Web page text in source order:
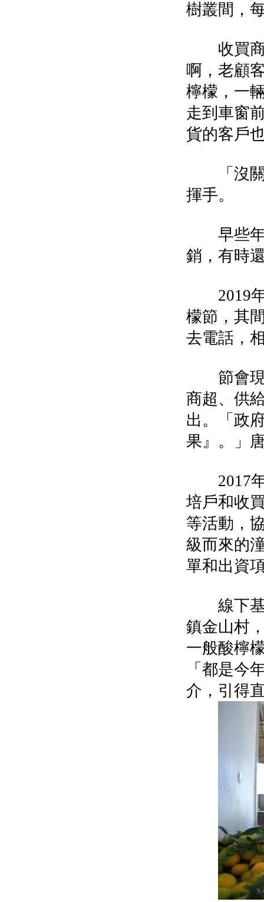
樹叢間，
收買商
啊，老顧
檸檬，一
走到車窗
貨的客戶
「沒關
揮手。
早些年
銷，有時
2019年
檬節，其
去電話，
節會現
商超、供
出。「政
果』。」
2017年
培戶和收
等活動，
級而來的
單和出資
線下基
鎮金山村
一般酸檸
「都是
介，引得